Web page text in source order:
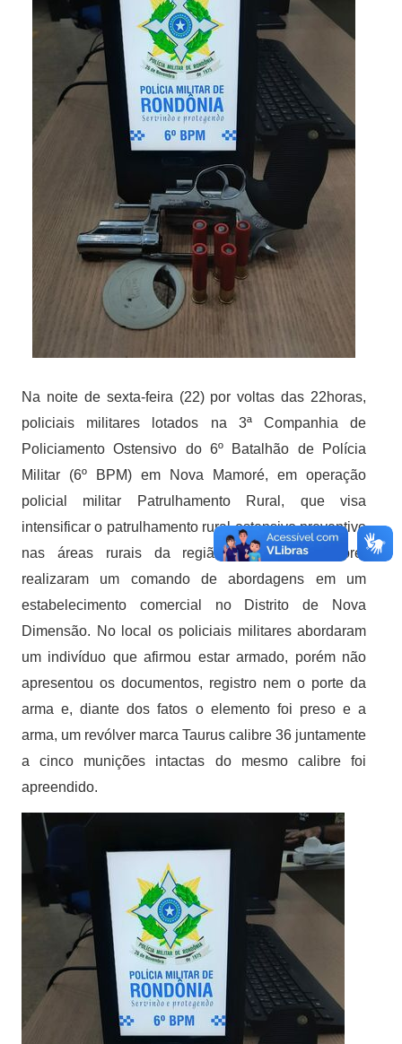
Na noite de sexta-feira (22) por voltas das 22horas,
policiais militares lotados na 3ª Companhia de
Policiamento Ostensivo do 6º Batalhão de Polícia
Militar (6º BPM) em Nova Mamoré, em operação
policial militar Patrulhamento Rural, que visa
intensificar o patrulhamento rural ostensivo preventivo
nas áreas rurais da região de Nova Mamoré,
realizaram um comando de abordagens em um
estabelecimento comercial no Distrito de Nova
Dimensão. No local os policiais militares abordaram
um indivíduo que afirmou estar armado, porém não
apresentou os documentos, registro nem o porte da
arma e, diante dos fatos o elemento foi preso e a
arma, um revólver marca Taurus calibre 36 juntamente
a cinco munições intactas do mesmo calibre foi
apreendido.